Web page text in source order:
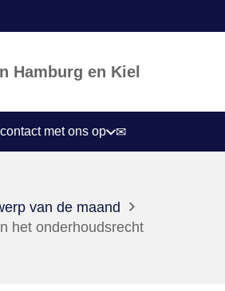
Hamburg en Kiel
met ons op ✉
van de maand
het onderhoudsrecht